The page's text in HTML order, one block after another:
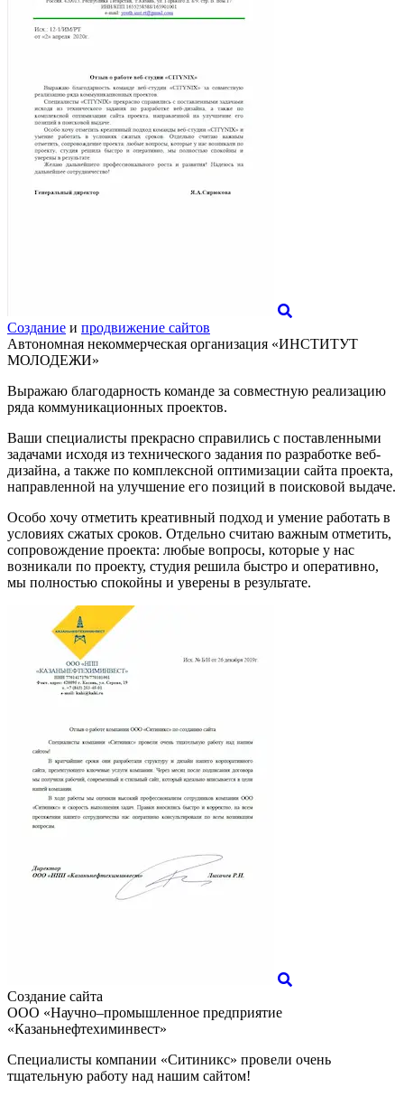
Создание и продвижение сайтов
Автономная некоммерческая организация «ИНСТИТУТ
МОЛОДЕЖИ»
Выражаю благодарность команде за совместную реализацию
ряда коммуникационных проектов.
Ваши специалисты прекрасно справились с поставленными
задачами исходя из технического задания по разработке веб-
дизайна, а также по комплексной оптимизации сайта проекта,
направленной на улучшение его позиций в поисковой выдаче.
Особо хочу отметить креативный подход и умение работать в
условиях сжатых сроков. Отдельно считаю важным отметить,
сопровождение проекта: любые вопросы, которые у нас
возникали по проекту, студия решила быстро и оперативно,
мы полностью спокойны и уверены в результате.
Создание сайта
ООО «Научно–промышленное предприятие
«Казаньнефтехиминвест»
Специалисты компании «Ситиникс» провели очень
тщательную работу над нашим сайтом!